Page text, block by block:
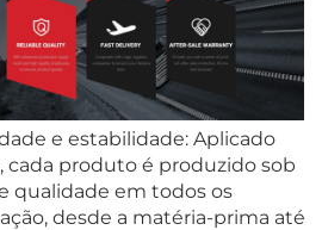
e estabilidade: Aplicado
cada produto é produzido sob
qualidade em todos os
desde a matéria-prima até